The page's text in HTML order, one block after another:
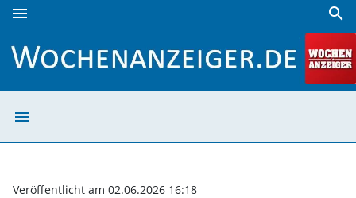
menu search
menu
Veröffentlicht am 02.06.2026 16:18